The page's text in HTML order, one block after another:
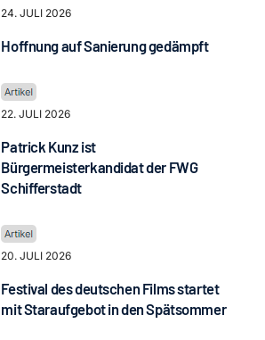
24. JULI 2026
Hoffnung auf Sanierung gedämpft
22. JULI 2026
Patrick Kunz ist
Bürgermeisterkandidat der FWG
Schifferstadt
20. JULI 2026
Festival des deutschen Films startet
mit Staraufgebot in den Spätsommer